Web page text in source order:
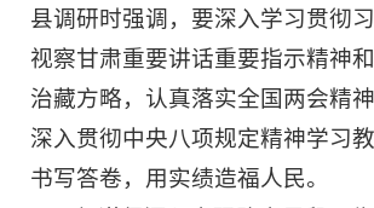
县调研时强调，要深入学习贯彻
视察甘肃重要讲话重要指示精神
治藏方略，认真落实全国两会精
深入贯彻中央八项规定精神学习
书写答卷，用实绩造福人民。